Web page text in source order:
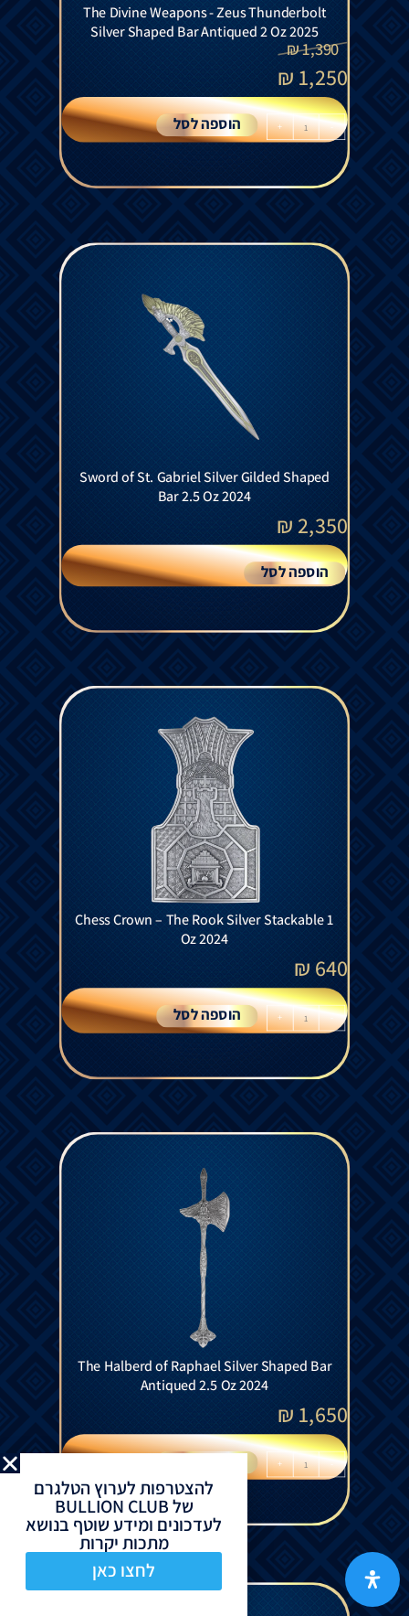
The Divine Weapons - Zeus Thunderbolt
Silver Shaped Bar Antiqued 2 Oz 2025
1,390
₪
1,250
₪
-
+ הוספה לסל
Sword of St. Gabriel Silver Gilded Shaped
Bar 2.5 Oz 2024
2,350
₪
הוספה לסל
Chess Crown – The Rook Silver Stackable 1
Oz 2024
640
₪
-
+ הוספה לסל
The Halberd of Raphael Silver Shaped Bar
Antiqued 2.5 Oz 2024
1,650
₪
-
+
להצטרפות לערוץ הטלגרם
של BULLION CLUB
לעדכונים ומידע שוטף בנושא
מתכות יקרות
לחצו כאן